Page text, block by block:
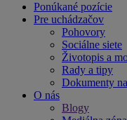
Ponúkané pozície
Pre uchádzačov
Pohovory
Sociálne siete
Životopis a
Rady a tipy
Dokumenty
O nás
Blogy